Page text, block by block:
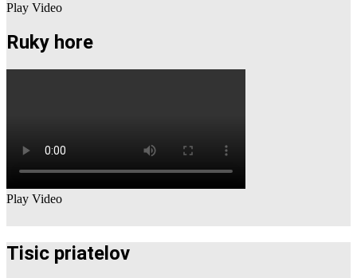
Play Video
Ruky hore
Play Video
Tisic priatelov